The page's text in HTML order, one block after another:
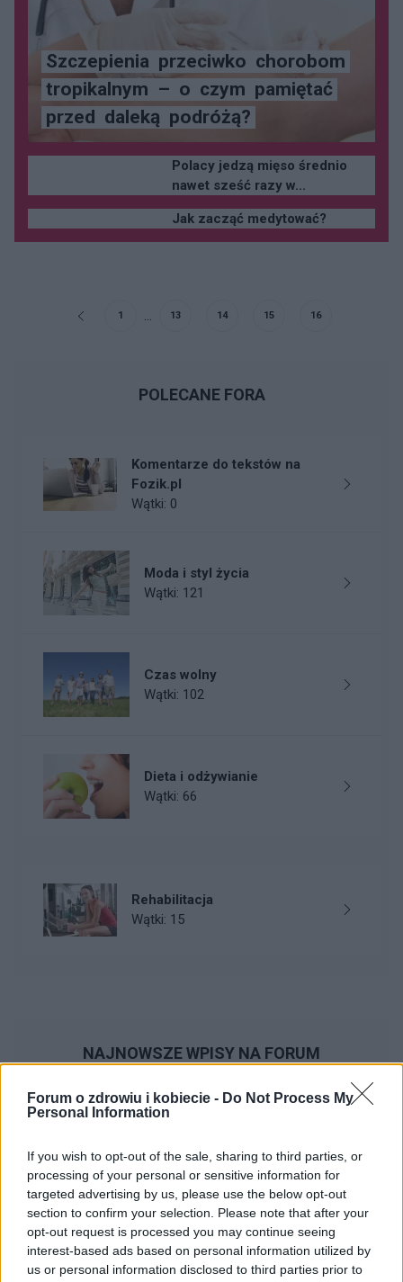
Forum o zdrowiu i kobiecie - Do Not Process My
Personal Information
If you wish to opt-out of the sale, sharing to third parties, or
processing of your personal or sensitive information for
targeted advertising by us, please use the below opt-out
section to confirm your selection. Please note that after your
opt-out request is processed you may continue seeing
interest-based ads based on personal information utilized by
us or personal information disclosed to third parties prior to
Szczepienia przeciwko chorobom
tropikalnym – o czym pamiętać
przed daleką podróżą?
Polacy jedzą mięso średnio
nawet sześć razy w...
Jak zacząć medytować?
1 ... 13 14 15 16
POLECANE FORA
Komentarze do tekstów na
Fozik.pl
Wątki: 0
Moda i styl życia
Wątki: 121
Czas wolny
Wątki: 102
Dieta i odżywianie
Wątki: 66
Rehabilitacja
Wątki: 15
NAJNOWSZE WPISY NA FORUM
bluzka?
Też miałam taki moment, że
szukałam idealnej czarnej bluzki i
wcale nie jest to takie proste 😅
Warto zwrócić uwagę na fason i